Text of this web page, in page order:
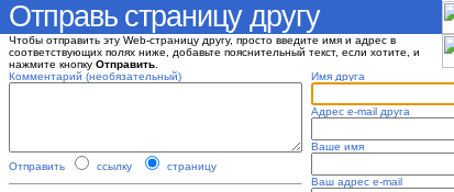
Отправь страницу другу
Чтобы отправить эту Web-страницу другу, просто введите имя и адрес в
соответствующих полях ниже, добавьте пояснительный текст, если хотите, и
нажмите кнопку Отправить
Комментарий (необязательный)
Отправить ссылку страницу
Имя друга
Адрес e-mail друга
Ваше имя
Ваш адрес e-mail